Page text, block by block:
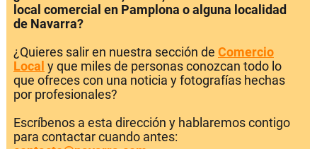
local comercial en Pamplona o alguna localidad
de Navarra?
¿Quieres salir en nuestra sección de Comercio
Local y que miles de personas conozcan todo lo
que ofreces con una noticia y fotografías hechas
por profesionales?
Escríbenos a esta dirección y hablaremos contigo
para contactar cuando antes: